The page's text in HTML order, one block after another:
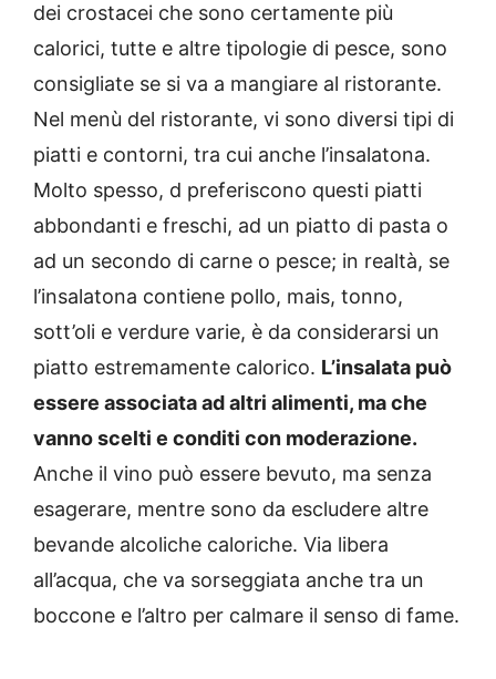
dei crostacei che sono certamente più
calorici, tutte e altre tipologie di pesce, sono
consigliate se si va a mangiare al ristorante.
Nel menù del ristorante, vi sono diversi tipi di
piatti e contorni, tra cui anche l’insalatona.
Molto spesso, d preferiscono questi piatti
abbondanti e freschi, ad un piatto di pasta o
ad un secondo di carne o pesce; in realtà, se
l’insalatona contiene pollo, mais, tonno,
sott’oli e verdure varie, è da considerarsi un
piatto estremamente calorico. L’insalata può
essere associata ad altri alimenti, ma che
vanno scelti e conditi con moderazione.
Anche il vino può essere bevuto, ma senza
esagerare, mentre sono da escludere altre
bevande alcoliche caloriche. Via libera
all’acqua, che va sorseggiata anche tra un
boccone e l’altro per calmare il senso di fame.